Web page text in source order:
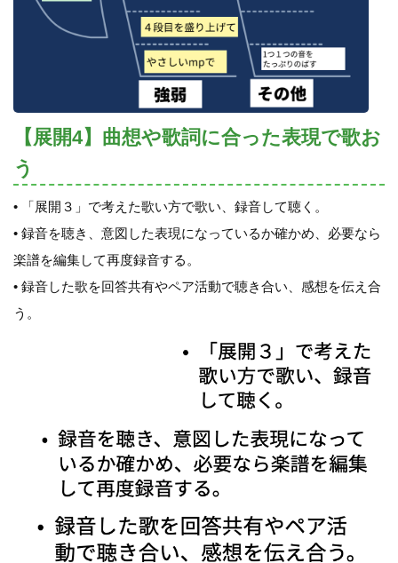
【展開4】曲想や歌詞に合った表現で歌お
う
• 「展開３」で考えた歌い方で歌い、録音して聴く。
• 録音を聴き、意図した表現になっているか確かめ、必要なら
楽譜を編集して再度録音する。
• 録音した歌を回答共有やペア活動で聴き合い、感想を伝え合
う。